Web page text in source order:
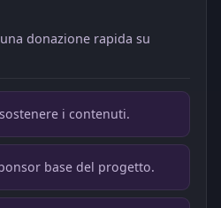
donazione rapida su
i contenuti.
base del progetto.